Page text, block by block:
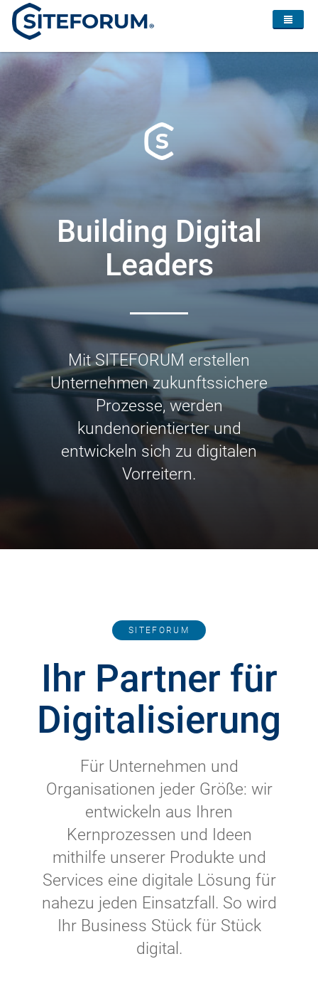
Building Digital
Leaders
Mit SITEFORUM erstellen
Unternehmen zukunftssichere
Prozesse, werden
kundenorientierter und
entwickeln sich zu digitalen
Vorreitern.
SITEFORUM
Ihr Partner für
Digitalisierung
Für Unternehmen und
Organisationen jeder Größe: wir
entwickeln aus Ihren
Kernprozessen und Ideen
mithilfe unserer Produkte und
Services eine digitale Lösung für
nahezu jeden Einsatzfall. So wird
Ihr Business Stück für Stück
digital.